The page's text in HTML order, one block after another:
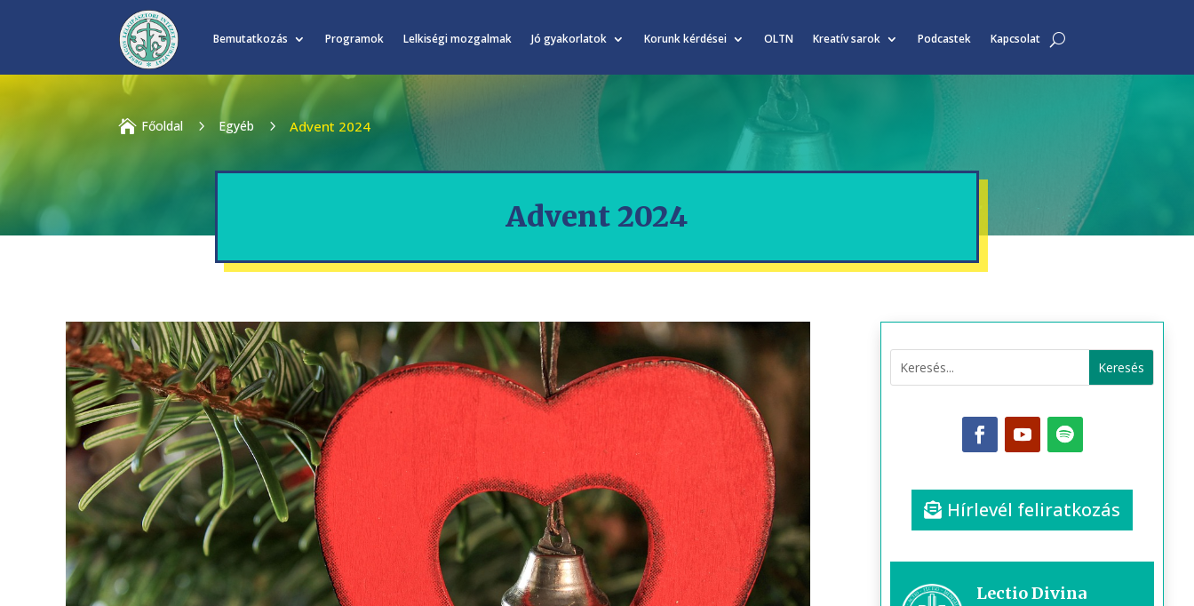
Bemutatkozás Programok Lelkiségi mozgalmak Jó gyakorlatok Korunk kérdései OLTN Kreatív sarok Podcastek Kapcsolat
 Főoldal 5 Egyéb 5 Advent 2024
Advent 2024
Hírlevél feliratkozás
Lectio Divina